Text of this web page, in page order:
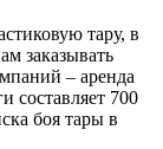
тару, в
заказывать
– аренда
составляет 700
боя тары в